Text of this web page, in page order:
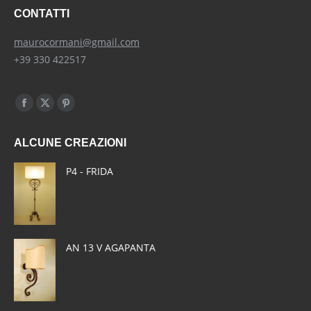
CONTATTI
maurocormani@gmail.com
+39 330 422517
Find us on:
Facebook
opens
in
new
window
X
opens
in
new
Pinterest
opens
ALCUNE CREAZIONI
P4 - FRIDA
AN 13 V AGAPANTA